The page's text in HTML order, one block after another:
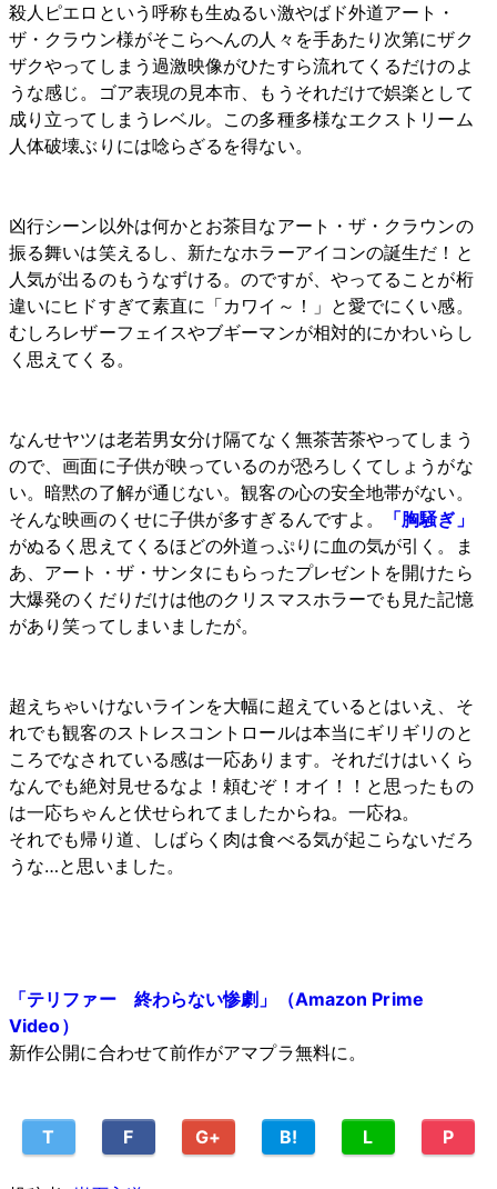
殺人ピエロという呼称も生ぬるい激やばド外道アート・
ザ・クラウン様がそこらへんの人々を手あたり次第にザク
ザクやってしまう過激映像がひたすら流れてくるだけのよ
うな感じ。ゴア表現の見本市、もうそれだけで娯楽として
成り立ってしまうレベル。この多種多様なエクストリーム
人体破壊ぶりには唸らざるを得ない。
凶行シーン以外は何かとお茶目なアート・ザ・クラウンの
振る舞いは笑えるし、新たなホラーアイコンの誕生だ！と
人気が出るのもうなずける。のですが、やってることが桁
違いにヒドすぎて素直に「カワイ～！」と愛でにくい感。
むしろレザーフェイスやブギーマンが相対的にかわいらし
く思えてくる。
なんせヤツは老若男女分け隔てなく無茶苦茶やってしまう
ので、画面に子供が映っているのが恐ろしくてしょうがな
い。暗黙の了解が通じない。観客の心の安全地帯がない。
そんな映画のくせに子供が多すぎるんですよ。
「胸騒ぎ」
がぬるく思えてくるほどの外道っぷりに血の気が引く。ま
あ、アート・ザ・サンタにもらったプレゼントを開けたら
大爆発のくだりだけは他のクリスマスホラーでも見た記憶
があり笑ってしまいましたが。
超えちゃいけないラインを大幅に超えているとはいえ、そ
れでも観客のストレスコントロールは本当にギリギリのと
ころでなされている感は一応あります。それだけはいくら
なんでも絶対見せるなよ！頼むぞ！オイ！！と思ったもの
は一応ちゃんと伏せられてましたからね。一応ね。
それでも帰り道、しばらく肉は食べる気が起こらないだろ
うな…と思いました。
「テリファー 終わらない惨劇」（Amazon Prime
Video）
新作公開に合わせて前作がアマプラ無料に。
T F G+ B! L P